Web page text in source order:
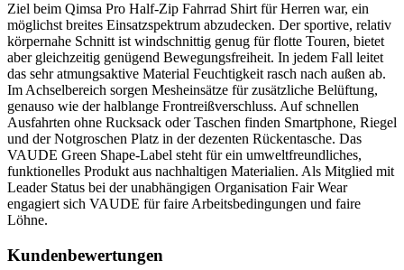
Ziel beim Qimsa Pro Half-Zip Fahrrad Shirt für Herren war, ein
möglichst breites Einsatzspektrum abzudecken. Der sportive, relativ
körpernahe Schnitt ist windschnittig genug für flotte Touren, bietet
aber gleichzeitig genügend Bewegungsfreiheit. In jedem Fall leitet
das sehr atmungsaktive Material Feuchtigkeit rasch nach außen ab.
Im Achselbereich sorgen Mesheinsätze für zusätzliche Belüftung,
genauso wie der halblange Frontreißverschluss. Auf schnellen
Ausfahrten ohne Rucksack oder Taschen finden Smartphone, Riegel
und der Notgroschen Platz in der dezenten Rückentasche. Das
VAUDE Green Shape-Label steht für ein umweltfreundliches,
funktionelles Produkt aus nachhaltigen Materialien. Als Mitglied mit
Leader Status bei der unabhängigen Organisation Fair Wear
engagiert sich VAUDE für faire Arbeitsbedingungen und faire
Löhne.
Kundenbewertungen